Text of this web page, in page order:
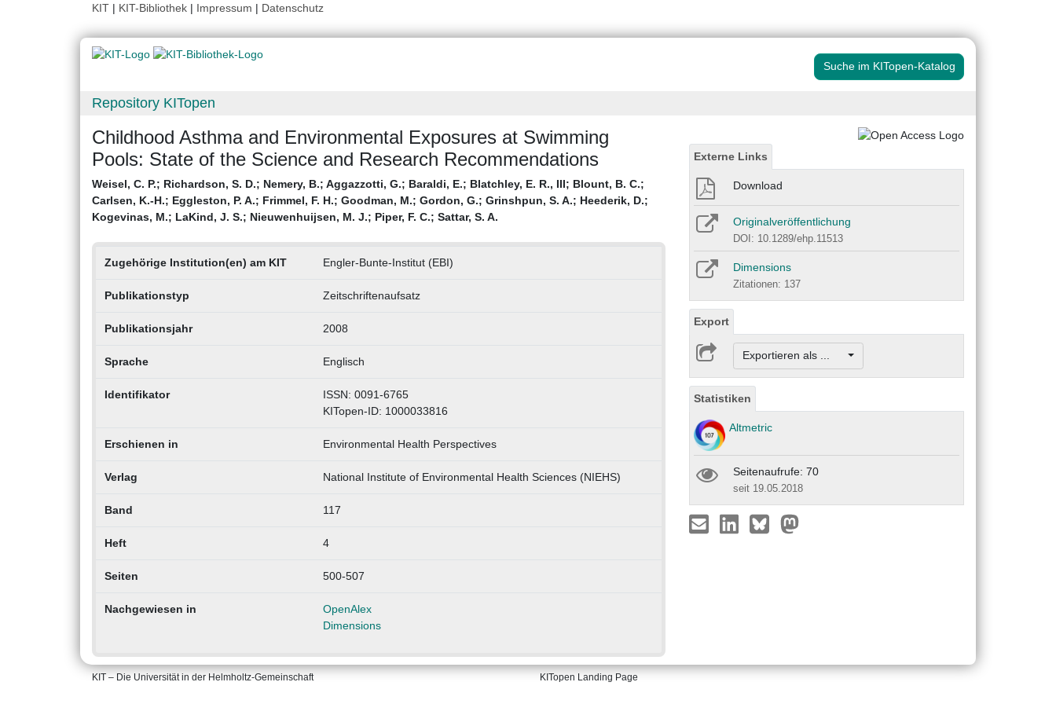
KIT | KIT-Bibliothek | Impressum | Datenschutz
Suche im KITopen-Katalog
Repository KITopen
Childhood Asthma and Environmental Exposures at Swimming
Pools: State of the Science and Research Recommendations
Weisel, C. P.; Richardson, S. D.; Nemery, B.; Aggazzotti, G.; Baraldi, E.; Blatchley, E. R., III; Blount, B. C.;
Carlsen, K.-H.; Eggleston, P. A.; Frimmel, F. H.; Goodman, M.; Gordon, G.; Grinshpun, S. A.; Heederik, D.;
Kogevinas, M.; LaKind, J. S.; Nieuwenhuijsen, M. J.; Piper, F. C.; Sattar, S. A.
Zugehörige Institution(en) am KIT Engler-Bunte-Institut (EBI)
Publikationstyp Zeitschriftenaufsatz
Publikationsjahr 2008
Sprache Englisch
Identifikator
ISSN: 0091-6765
KITopen-ID: 1000033816
Erschienen in Environmental Health Perspectives
Verlag National Institute of Environmental Health Sciences (NIEHS)
Band 117
Heft 4
Seiten 500-507
Nachgewiesen in
OpenAlex
Dimensions
Externe Links
Download
Originalveröffentlichung
DOI: 10.1289/ehp.11513
Dimensions
Zitationen: 137
Export
Exportieren als ...
Statistiken
Altmetric
Seitenaufrufe: 70
seit 19.05.2018
KIT – Die Universität in der Helmholtz-Gemeinschaft KITopen Landing Page